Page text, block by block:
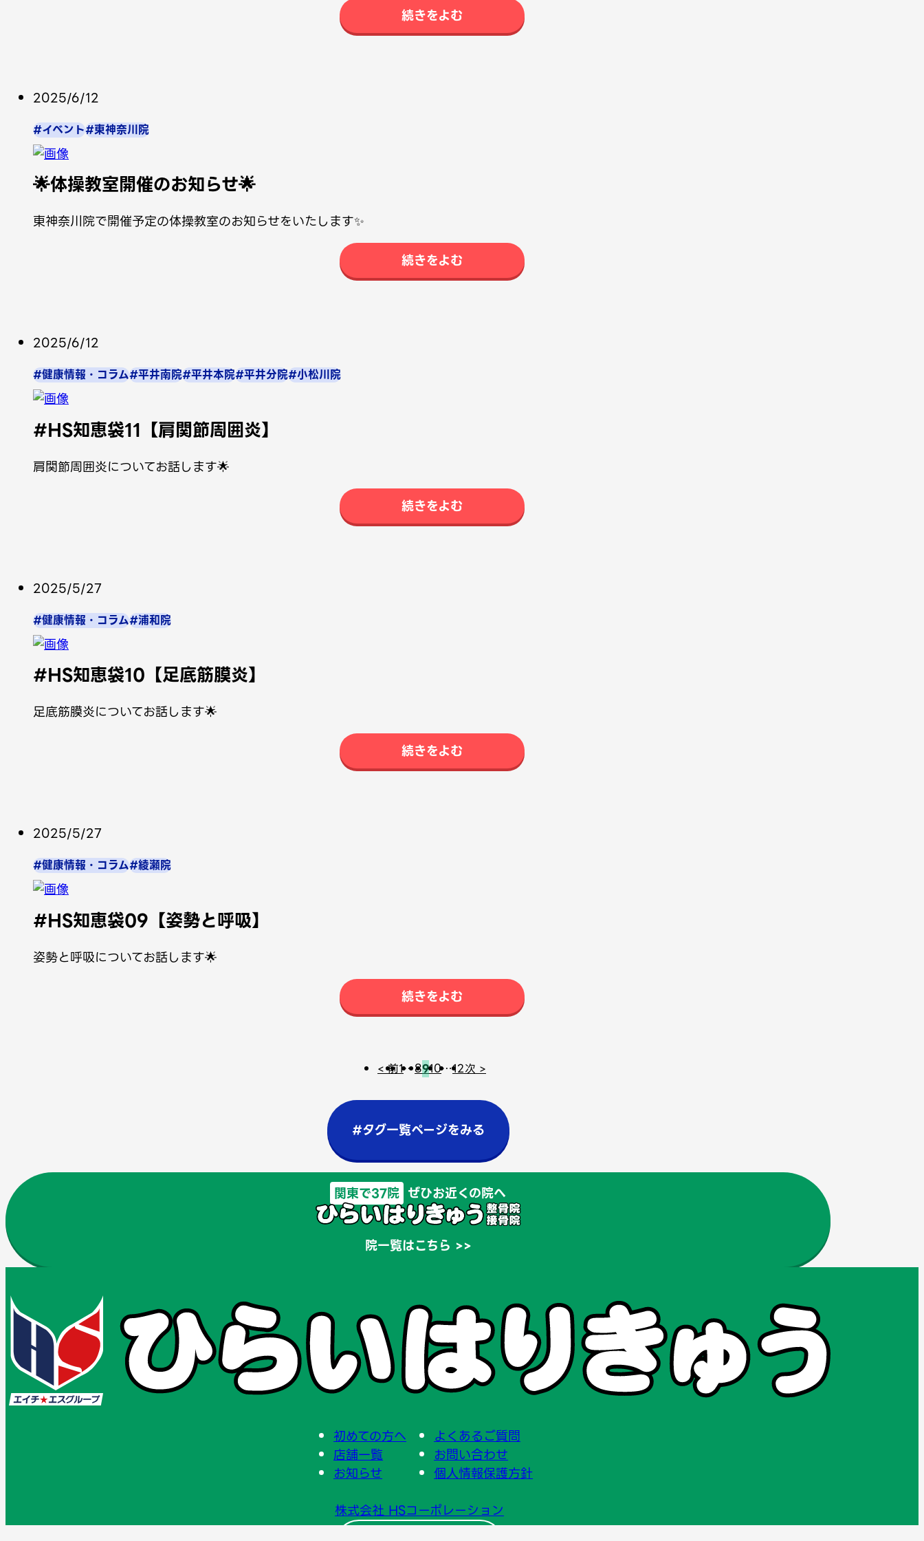
続きをよむ
2025/6/12
#イベント#東神奈川院
🌟体操教室開催のお知らせ🌟
東神奈川院で開催予定の体操教室のお知らせをいたします✨
続きをよむ
2025/6/12
#健康情報・コラム#平井南院#平井本院#平井分院#小松川院
#HS知恵袋11【肩関節周囲炎】
肩関節周囲炎についてお話します🌟
続きをよむ
2025/5/27
#健康情報・コラム#浦和院
#HS知恵袋10【足底筋膜炎】
足底筋膜炎についてお話します🌟
続きをよむ
2025/5/27
#健康情報・コラム#綾瀬院
#HS知恵袋09【姿勢と呼吸】
姿勢と呼吸についてお話します🌟
続きをよむ
< 前1…8910…12次 >
#タグ一覧ページをみる
関東で37院 ぜひお近くの院へ
院一覧はこちら >>
初めての方へ
店舗一覧
お知らせ
よくあるご質問
お問い合わせ
個人情報保護方針
株式会社 HSコーポレーション